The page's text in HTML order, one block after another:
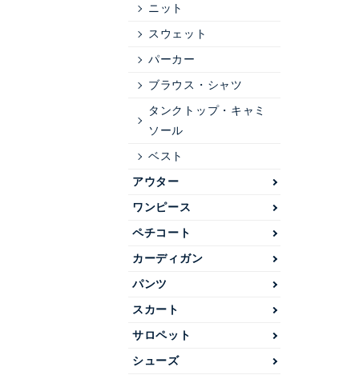
ニット
スウェット
パーカー
ブラウス・シャツ
タンクトップ・キャミ
ソール
ベスト
アウター
ワンピース
ペチコート
カーディガン
パンツ
スカート
サロペット
シューズ